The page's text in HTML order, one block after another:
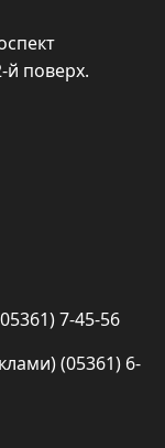
й поверх.
7-45-56
(05361) 6-